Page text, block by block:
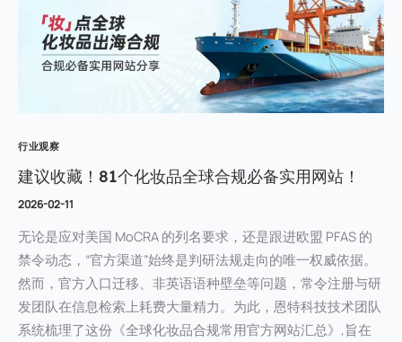
行业观察
建议收藏！81个化妆品全球合规必备实用网站！
2026-02-11
无论是应对美国 MoCRA 的列名要求，还是跟进欧盟 PFAS 的
禁令动态，“官方渠道”始终是判研法规走向的唯一权威依据。
然而，官方入口迁移、非英语语种壁垒等问题，常令注册与研
发团队在信息检索上耗费大量精力。为此，恩特科技技术团队
系统梳理了这份《全球化妆品合规常用官方网站汇总》,旨在